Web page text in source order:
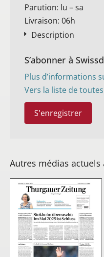
Parution: lu – sa
Livraison: 06h
Description
S’abonner à
Plus d’informations
Vers la liste de
S'enregistrer
Autres médias actuels